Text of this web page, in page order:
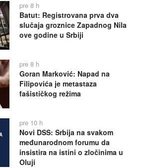
pre 8 h
Batut: Registrovana prva dva
slučaja groznice Zapadnog Nila
ove godine u Srbiji
pre 8 h
Goran Marković: Napad na
Filipovića je metastaza
fašističkog režima
pre 10 h
Novi DSS: Srbija na svakom
međunarodnom forumu da
insistira na istini o zločinima u
Oluji